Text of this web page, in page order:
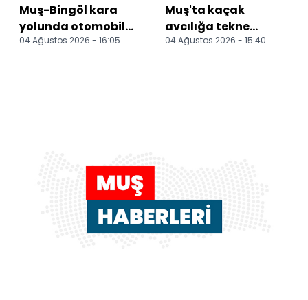
Muş-Bingöl kara
yolunda otomobil
takla attı: 3 yaralı
04 Ağustos 2026 - 16:05
Muş'ta kaçak
avcılığa tekne
destekli sıkı denetim
04 Ağustos 2026 - 15:40